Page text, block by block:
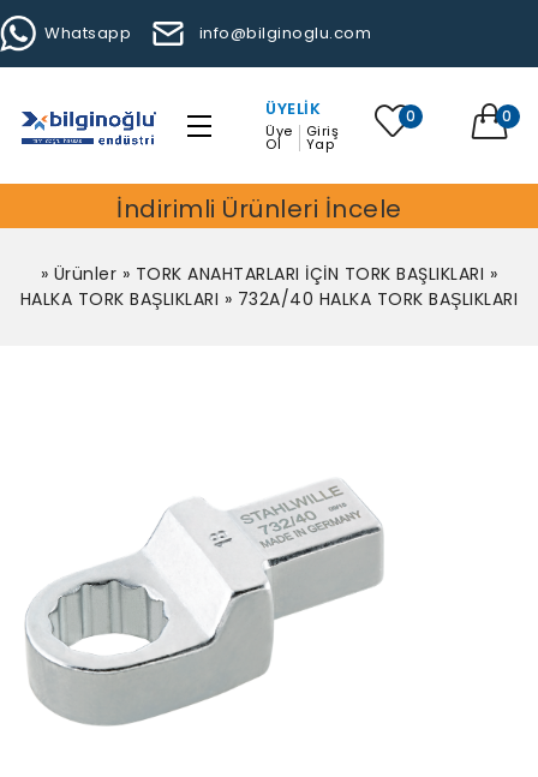
Whatsapp info@bilginoglu.com
ÜYELIK
Üye
Ol
Giriş
Yap
0 0
İndirimli Ürünleri İncele
» Ürünler » TORK ANAHTARLARI İÇİN TORK BAŞLIKLARI »
HALKA TORK BAŞLIKLARI » 732A/40 HALKA TORK BAŞLIKLARI